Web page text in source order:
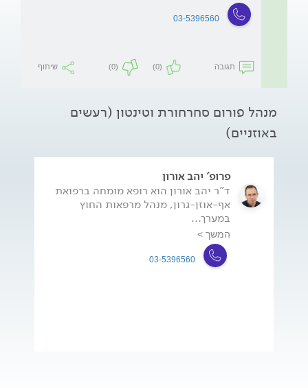
03-5396560
תגובה (0)
(0) שיתוף
מנהל פורום סחרחורת וטינטון (רעשים
באוזניים)
פרופ' יהב אורון
ד"ר יהב אורון הוא רופא מומחה ברפואת
אף-אוזן-גרון, מנהל מרפאות החוץ
במערך...
המשך >
03-5396560